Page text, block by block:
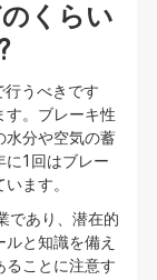
くらい
行うべきです
す。ブレーキ性
水分や空気の蓄
に1回はブレー
ます。
であり、潜在的
と知識を備え
ることに注意す